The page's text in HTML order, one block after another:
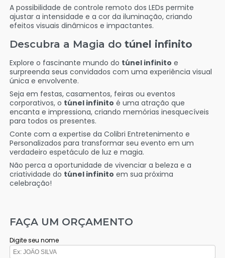
A possibilidade de controle remoto dos LEDs permite
ajustar a intensidade e a cor da iluminação, criando
efeitos visuais dinâmicos e impactantes.
Descubra a Magia dotúnel infinito
Explore o fascinante mundo do túnel infinito e
surpreenda seus convidados com uma experiência visual
única e envolvente.
Seja em festas, casamentos, feiras ou eventos
corporativos, o túnel infinito é uma atração que
encanta e impressiona, criando memórias inesquecíveis
para todos os presentes.
Conte com a expertise da Colibri Entretenimento e
Personalizados para transformar seu evento em um
verdadeiro espetáculo de luz e magia.
Não perca a oportunidade de vivenciar a beleza e a
criatividade do túnel infinito em sua próxima
celebração!
FAÇA UM ORÇAMENTO
Digite seu nome